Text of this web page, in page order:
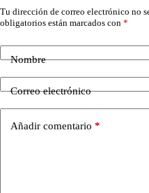
Tu dirección de correo electrónico no
obligatorios están marcados con *
Nombre
Correo electrónico
Añadir comentario *